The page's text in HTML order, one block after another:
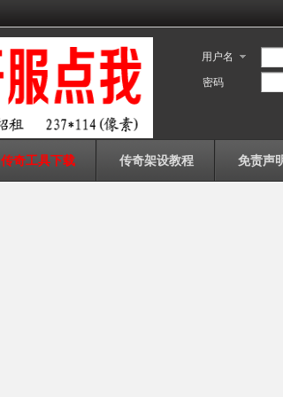
用户名
密码
传奇工具下载 传奇架设教程 免责声